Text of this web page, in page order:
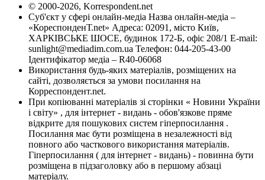
© 2000-2026, Korrespondent.net
Суб'єкт у сфері онлайн-медіа Назва онлайн-медіа –
«КореспонденТ.net» Адреса: 02091, місто Київ,
ХАРКІВСЬКЕ ШОСЕ, будинок 172-Б, офіс 208/1 E-mail:
sunlight@mediadim.com.ua Телефон: 044-205-43-00
Ідентифікатор медіа – R40-06068
Використання будь-яких матеріалів, розміщених на
сайті, дозволяється за умови посилання на
Корреспондент.net.
При копіюванні матеріалів зі сторінки « Новини України
і світу» , для інтернет - видань - обов'язкове пряме
відкрите для пошукових систем гіперпосилання .
Посилання має бути розміщена в незалежності від
повного або часткового використання матеріалів.
Гіперпосилання ( для інтернет - видань) - повинна бути
розміщена в підзаголовку або в першому абзаці
матеріалу.